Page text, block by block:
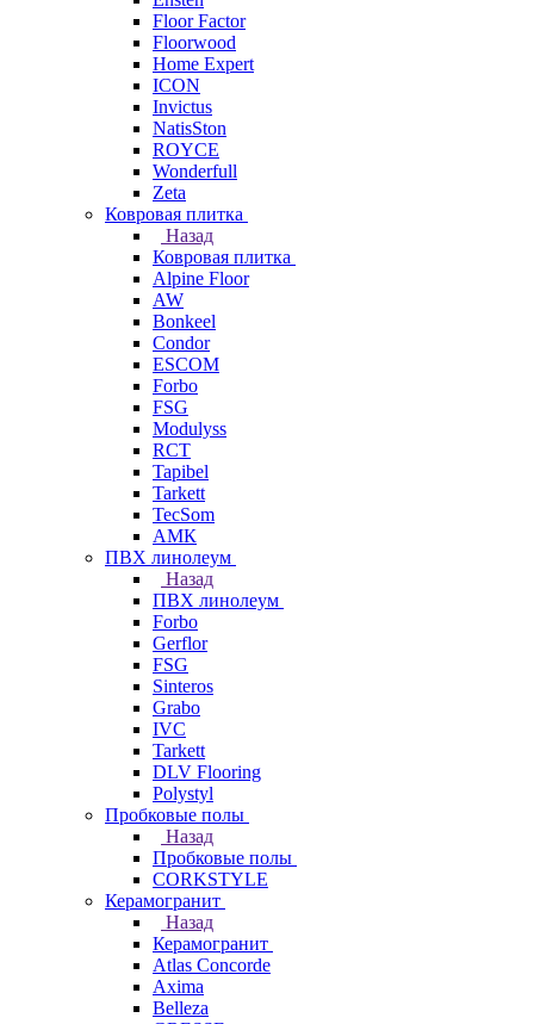
Floor Factor
Floorwood
Home Expert
ICON
Invictus
NatisSton
ROYCE
Wonderfull
Zeta
Ковровая плитка
Назад
Ковровая плитка
Alpine Floor
AW
Bonkeel
Condor
ESCOM
Forbo
FSG
Modulyss
RCT
Tapibel
Tarkett
TecSom
АМК
ПВХ линолеум
Назад
ПВХ линолеум
Forbo
Gerflor
FSG
Sinteros
Grabo
IVC
Tarkett
DLV Flooring
Polystyl
Пробковые полы
Назад
Пробковые полы
CORKSTYLE
Керамогранит
Назад
Керамогранит
Atlas Concorde
Axima
Belleza